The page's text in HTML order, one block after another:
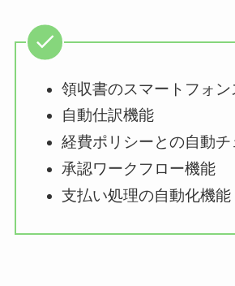
領収書のスマートフォ
自動仕訳機能
経費ポリシーとの自動
承認ワークフロー機能
支払い処理の自動化機能